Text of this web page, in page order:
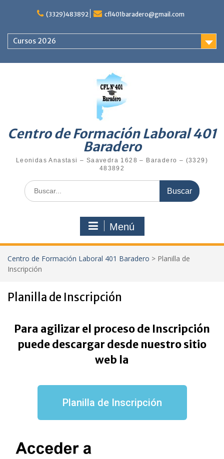
(3329)483892 cfl401baradero@gmail.com
Cursos 2026
Centro de Formación Laboral 401
Baradero
Leonidas Anastasi – Saavedra 1628 – Baradero – (3329)
483892
Menú
Centro de Formación Laboral 401 Baradero > Planilla de
Inscripción
Planilla de Inscripción
Para agilizar el proceso de Inscripción
puede descargar desde nuestro sitio
web la
Planilla de Inscripción